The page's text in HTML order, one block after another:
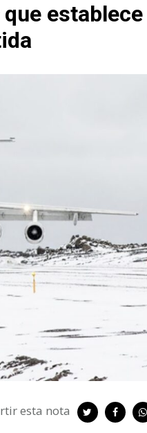
establece
esta nota